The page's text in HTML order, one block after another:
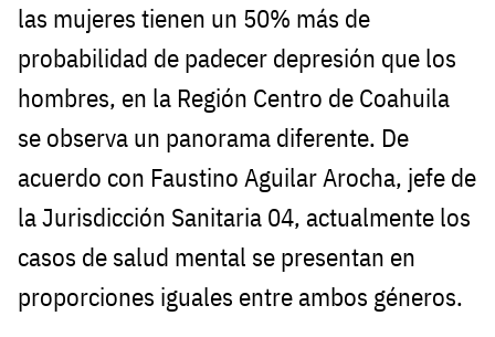
las mujeres tienen un 50% más de
probabilidad de padecer depresión que los
hombres, en la Región Centro de Coahuila
se observa un panorama diferente. De
acuerdo con Faustino Aguilar Arocha, jefe de
la Jurisdicción Sanitaria 04, actualmente los
casos de salud mental se presentan en
proporciones iguales entre ambos géneros.